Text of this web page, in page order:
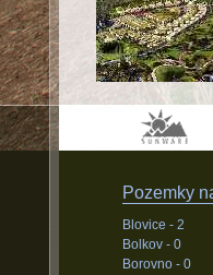
Pozemky
Blovice - 2
Bolkov - 0
Borovno - 0